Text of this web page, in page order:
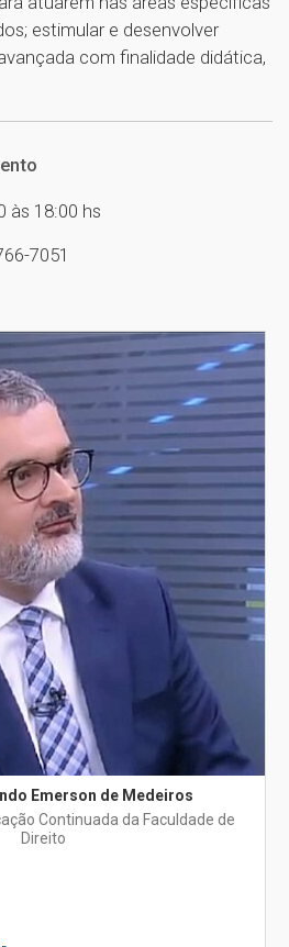
estimular e desenvolver
com finalidade didática,
às 18:00 hs
7051
Emerson de Medeiros
Continuada da Faculdade de
Direito